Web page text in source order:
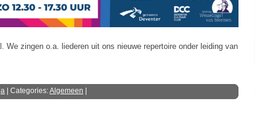
We zingen o.a. liederen uit ons nieuwe repertoire onder leiding van
| Categories:Algemeen |